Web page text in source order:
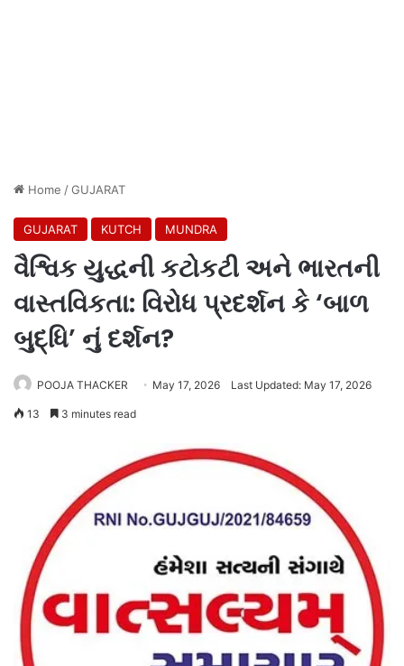
Home /GUJARAT
GUJARAT KUTCH MUNDRA
વૈશ્વિક યુદ્ધની કટોકટી અને ભારતની
વાસ્તવિકતા: વિરોધ પ્રદર્શન કે ‘બાળ
બુદ્ધિ’ નું દર્શન?
POOJA THACKER May 17, 2026 Last Updated: May 17, 2026
13 3 minutes read